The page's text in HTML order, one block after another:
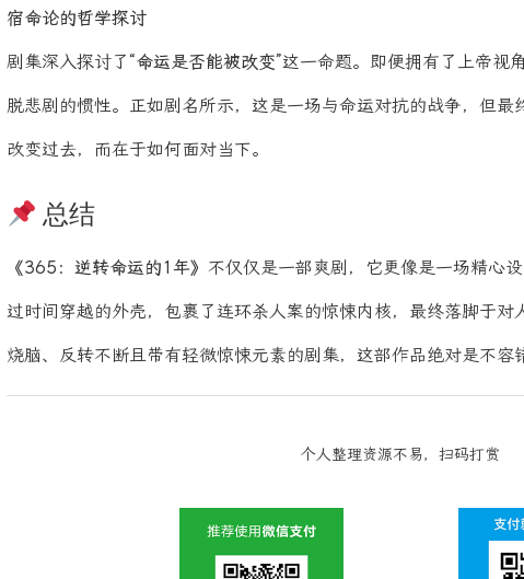
宿命论的哲学探讨
剧集深入探讨了 “命运是否能被改变”这一命题。即便拥有了上帝视
脱悲剧的惯性。正如剧名所示，这是一场与命运对抗的战争，但最
改变过去，而在于如何面对当下。
总结
《365：逆转命运的1年》 不仅仅是一部爽剧，它更像是一场精心
过时间穿越的外壳，包裹了连环杀人案的惊悚内核，最终落脚于对
烧脑、反转不断且带有轻微惊悚元素的剧集，这部作品绝对是不容
个人整理资源不易，扫码打赏